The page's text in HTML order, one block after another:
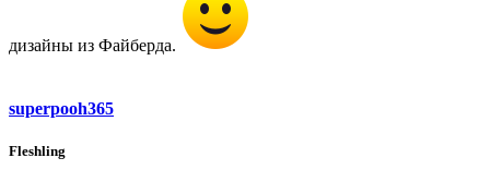
дизайны из Файберда.
superpooh365
Fleshling